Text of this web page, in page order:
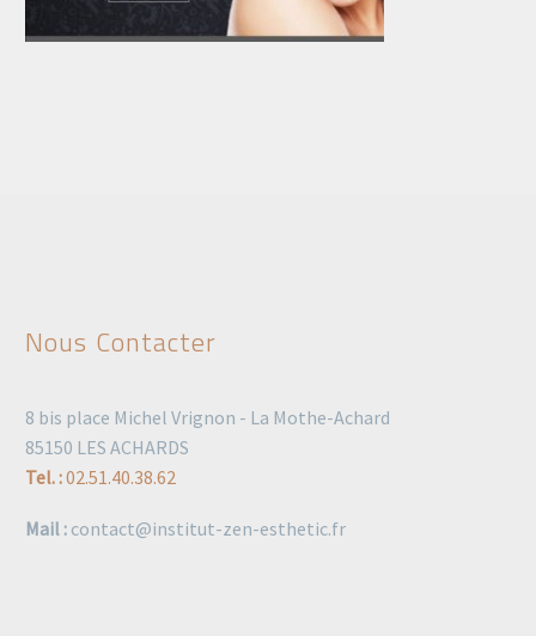
Nous Contacter
8 bis place Michel Vrignon - La Mothe-Achard
85150 LES ACHARDS
Tel. :02.51.40.38.62
Mail : contact@institut-zen-esthetic.fr